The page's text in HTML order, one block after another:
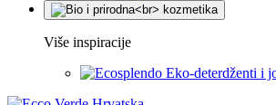
Više inspiracije
Eko-deterdženti i